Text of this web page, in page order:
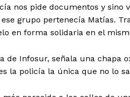
nos pide documentos y sino
grupo pertenecía Matías.
en forma solidaria en el
de Infosur, señala una chapa
la policía la única que no lo